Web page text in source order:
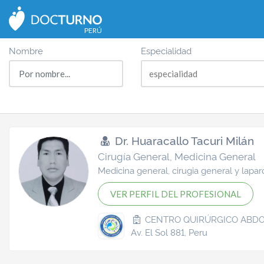
PERÚ
Nombre Especialidad
Dr. Huaracallo Tacuri Milán
Cirugía General, Medicina General
Medicina general, cirugia general y
VER PERFIL DEL PROFESIONAL
CENTRO QUIRÚRGICO
Av. El Sol 881, Peru